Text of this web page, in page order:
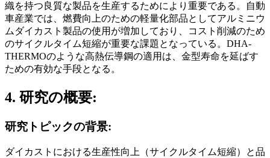
織を持つ良質な製品を生産するためにより重要である。自動
車産業では、燃費向上のための軽量化部品としてアルミニウ
ムダイカスト製品の使用が増加しており、コスト削減のため
のサイクルタイム短縮が重要な課題となっている。DHA-
THERMOのような高熱伝導鋼の適用は、金型寿命を延ばす
ための有効な手段となる。
4. 研究の概要:
研究トピックの背景:
ダイカストにおける生産性向上（サイクルタイム短縮）と品